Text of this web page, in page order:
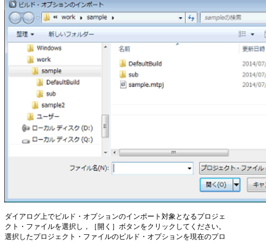
ダイアログ上でビルド・オプションのインポート対象となるプロジェ
クト・ファイルを選択し，［開く］ボタンをクリックしてください。
選択したプロジェクト・ファイルのビルド・オプションを現在のプロ